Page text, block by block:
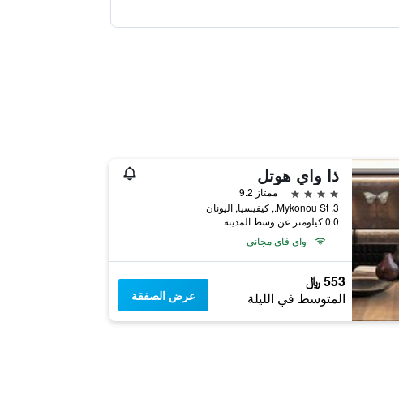
ذا واي هوتل
4 نجوم
ممتاز 9.2
3, Mykonou St., كيفيسيا, اليونان
0.0 كيلومتر عن وسط المدينة
واي فاي مجاني
553 ﷼
المتوسط في الليلة عرض الصفقة